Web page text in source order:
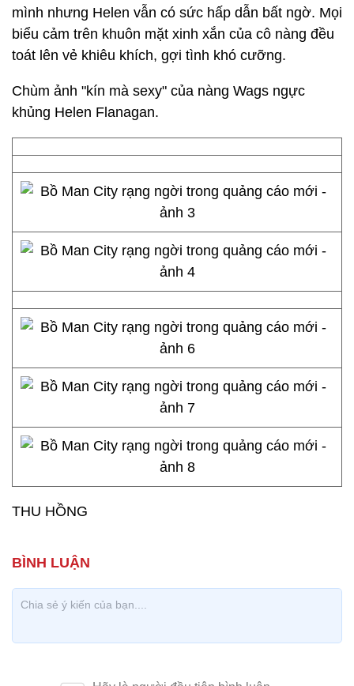
mình nhưng Helen vẫn có sức hấp dẫn bất ngờ. Mọi
biểu cảm trên khuôn mặt xinh xắn của cô nàng đều
toát lên vẻ khiêu khích, gợi tình khó cưỡng.
Chùm ảnh "kín mà sexy" của nàng Wags ngực
khủng Helen Flanagan.
THU HỒNG